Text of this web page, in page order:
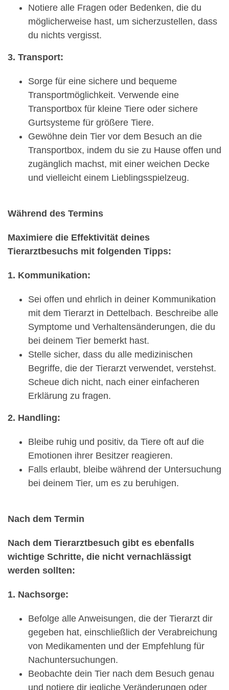
Notiere alle Fragen oder Bedenken, die du
möglicherweise hast, um sicherzustellen, dass
du nichts vergisst.
3. Transport:
Sorge für eine sichere und bequeme
Transportmöglichkeit. Verwende eine
Transportbox für kleine Tiere oder sichere
Gurtsysteme für größere Tiere.
Gewöhne dein Tier vor dem Besuch an die
Transportbox, indem du sie zu Hause offen und
zugänglich machst, mit einer weichen Decke
und vielleicht einem Lieblingsspielzeug.
Während des Termins
Maximiere die Effektivität deines
Tierarztbesuchs mit folgenden Tipps:
1. Kommunikation:
Sei offen und ehrlich in deiner Kommunikation
mit dem Tierarzt in Dettelbach. Beschreibe alle
Symptome und Verhaltensänderungen, die du
bei deinem Tier bemerkt hast.
Stelle sicher, dass du alle medizinischen
Begriffe, die der Tierarzt verwendet, verstehst.
Scheue dich nicht, nach einer einfacheren
Erklärung zu fragen.
2. Handling:
Bleibe ruhig und positiv, da Tiere oft auf die
Emotionen ihrer Besitzer reagieren.
Falls erlaubt, bleibe während der Untersuchung
bei deinem Tier, um es zu beruhigen.
Nach dem Termin
Nach dem Tierarztbesuch gibt es ebenfalls
wichtige Schritte, die nicht vernachlässigt
werden sollten:
1. Nachsorge:
Befolge alle Anweisungen, die der Tierarzt dir
gegeben hat, einschließlich der Verabreichung
von Medikamenten und der Empfehlung für
Nachuntersuchungen.
Beobachte dein Tier nach dem Besuch genau
und notiere dir jegliche Veränderungen oder